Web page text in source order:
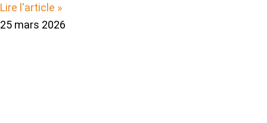
Lire l'article »
25 mars 2026